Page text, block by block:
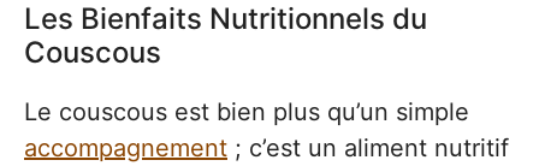
Les Bienfaits Nutritionnels du
Couscous
Le couscous est bien plus qu’un simple
accompagnement ; c’est un aliment nutritif